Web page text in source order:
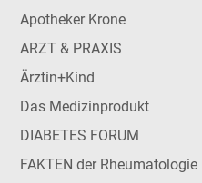
Apotheker Krone
ARZT & PRAXIS
Ärztin+Kind
Das Medizinprodukt
DIABETES FORUM
FAKTEN der Rheumatologie